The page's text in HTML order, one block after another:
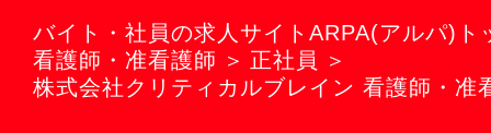
バイト・社員の求人サイトARPA(アルパ)ト
看護師・准看護師
正社員
株式会社クリティカルブレイン 看護師・准